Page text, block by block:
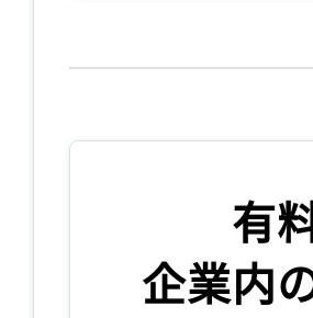
有
企業内